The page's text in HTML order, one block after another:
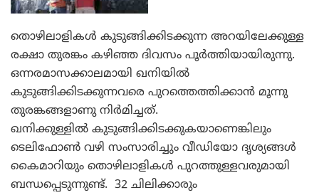
തൊഴിലാളികള്‍ കുടുങ്ങിക്കിടക്കുന്ന അറയിലേക്കുള്ള
രക്ഷാ തുരങ്കം കഴിഞ്ഞ ദിവസം പൂര്‍ത്തിയായിരുന്നു.
ഒന്നരമാസക്കാലമായി ഖനിയില്‍
കുടുങ്ങിക്കിടക്കുന്നവരെ പുറത്തെത്തിക്കാന്‍ മൂന്നു
തുരങ്കങ്ങളാണു നിര്‍മിച്ചത്.
ഖനിക്കുള്ളില്‍ കുടുങ്ങിക്കിടക്കുകയാണെങ്കിലും
ടെലിഫോണ്‍ വഴി സംസാരിച്ചും വീഡിയോ ദൃശ്യങ്ങള്‍
കൈമാറിയും തൊഴിലാളികള്‍ പുറത്തുള്ളവരുമായി
ബന്ധപ്പെടുന്നുണ്ട്. 32 ചിലിക്കാരും